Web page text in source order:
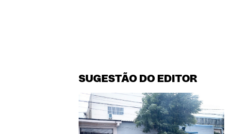
SUGESTÃO DO EDITOR